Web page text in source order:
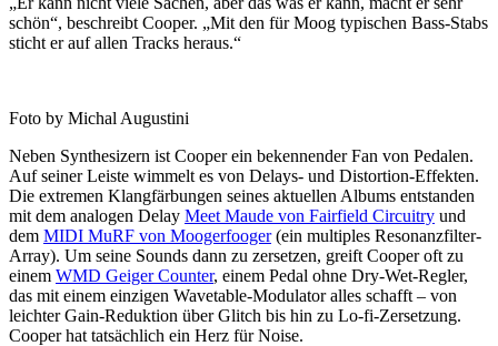
schön“, beschreibt Cooper. „Mit den für Moog typischen Bass-Stabs
sticht er auf allen Tracks heraus.“
Foto by Michal Augustini
Neben Synthesizern ist Cooper ein bekennender Fan von Pedalen.
Auf seiner Leiste wimmelt es von Delays- und Distortion-Effekten.
Die extremen Klangfärbungen seines aktuellen Albums entstanden
mit dem analogen Delay Meet Maude von Fairfield Circuitry und
dem MIDI MuRF von Moogerfooger(ein multiples Resonanzfilter-
Array). Um seine Sounds dann zu zersetzen, greift Cooper oft zu
einem WMD Geiger Counter, einem Pedal ohne Dry-Wet-Regler,
das mit einem einzigen Wavetable-Modulator alles schafft – von
leichter Gain-Reduktion über Glitch bis hin zu Lo-fi-Zersetzung.
Cooper hat tatsächlich ein Herz für Noise.